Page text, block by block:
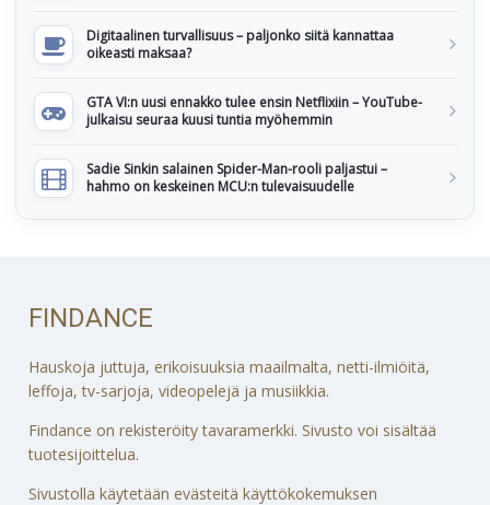
Digitaalinen turvallisuus – paljonko siitä kannattaa
oikeasti maksaa?
GTA VI:n uusi ennakko tulee ensin Netflixiin – YouTube-
julkaisu seuraa kuusi tuntia myöhemmin
Sadie Sinkin salainen Spider-Man-rooli paljastui –
hahmo on keskeinen MCU:n tulevaisuudelle
FINDANCE
Hauskoja juttuja, erikoisuuksia maailmalta, netti-ilmiöitä,
leffoja, tv-sarjoja, videopelejä ja musiikkia.
Findance on rekisteröity tavaramerkki. Sivusto voi sisältää
tuotesijoittelua.
Sivustolla käytetään evästeitä käyttökokemuksen